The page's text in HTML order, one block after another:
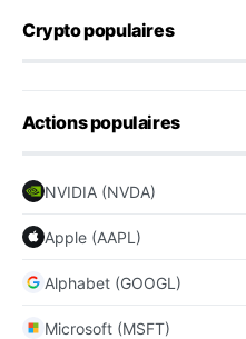
Crypto populaires
Actions populaires
NVIDIA (NVDA)
Apple (AAPL)
Alphabet (GOOGL)
Microsoft (MSFT)